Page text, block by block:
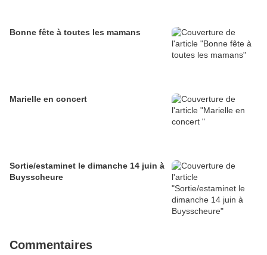
Bonne fête à toutes les mamans
Marielle en concert
Sortie/estaminet le dimanche 14 juin à
Buysscheure
Commentaires